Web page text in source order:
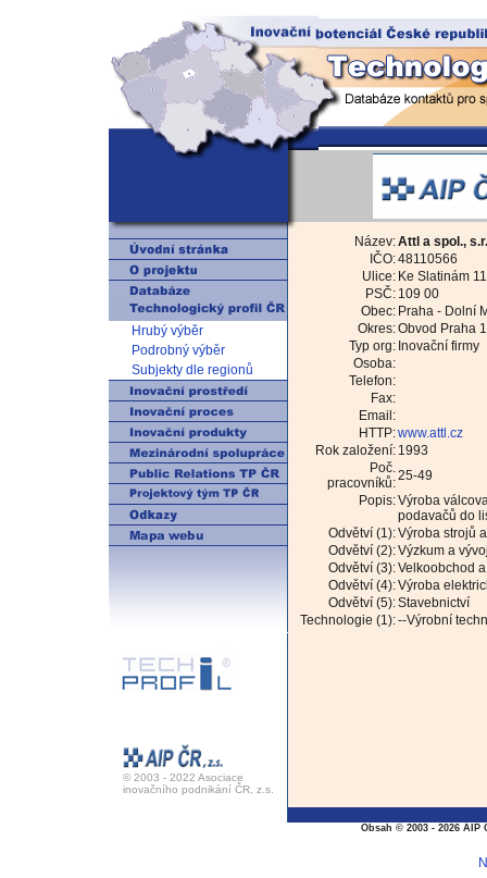
Hrubý výběr
Podrobný výběr
Subjekty dle regionů
© 2003 - 2022 Asociace
inovačního podnikání ČR, z.s.
Název:Attl a spol.,
IČO:48110566
Ulice: Ke Slatinám
PSČ: 109 00
Obec: Praha - Dolní
Okres:Obvod Praha
Typ org: Inovační firmy
Osoba:
Telefon:
Fax:
Email:
HTTP:www.attl.cz
Rok založení: 1993
Poč.
pracovníků:25-49
Popis:Výroba
podavačů do
Odvětví (1):Výroba strojů
Odvětví (2):Výzkum a
Odvětví (3):Velkoobchod
Odvětví (4):Výroba
Odvětví (5):Stavebnictví
Technologie (1):--Výrobní
Obsah © 2003 - 2026